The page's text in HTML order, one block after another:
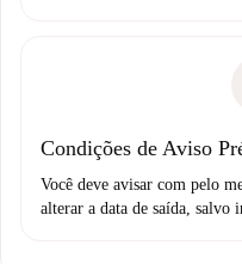
Condições de Aviso
Você deve avisar com pelo
alterar a data de saída, salvo